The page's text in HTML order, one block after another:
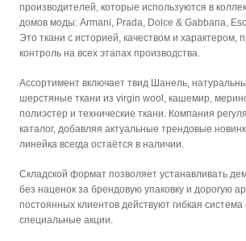
производителей, которые используются в
домов моды: Armani, Prada, Dolce & Gabbana,
Это ткани с историей, качеством и характером,
контроль на всех этапах производства.
Ассортимент включает твид Шанель,
шерстяные ткани из virgin wool, кашемир,
полиэстер и технические ткани. Компания
каталог, добавляя актуальные трендовые
линейка всегда остаётся в наличии.
Складской формат позволяет устанавливать
без наценок за брендовую упаковку и дорогую
постоянных клиентов действуют гибкая система
специальные акции.